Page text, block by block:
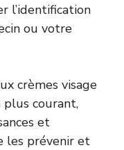
l’identification
ou votre
crèmes visage
courant,
et
les prévenir et